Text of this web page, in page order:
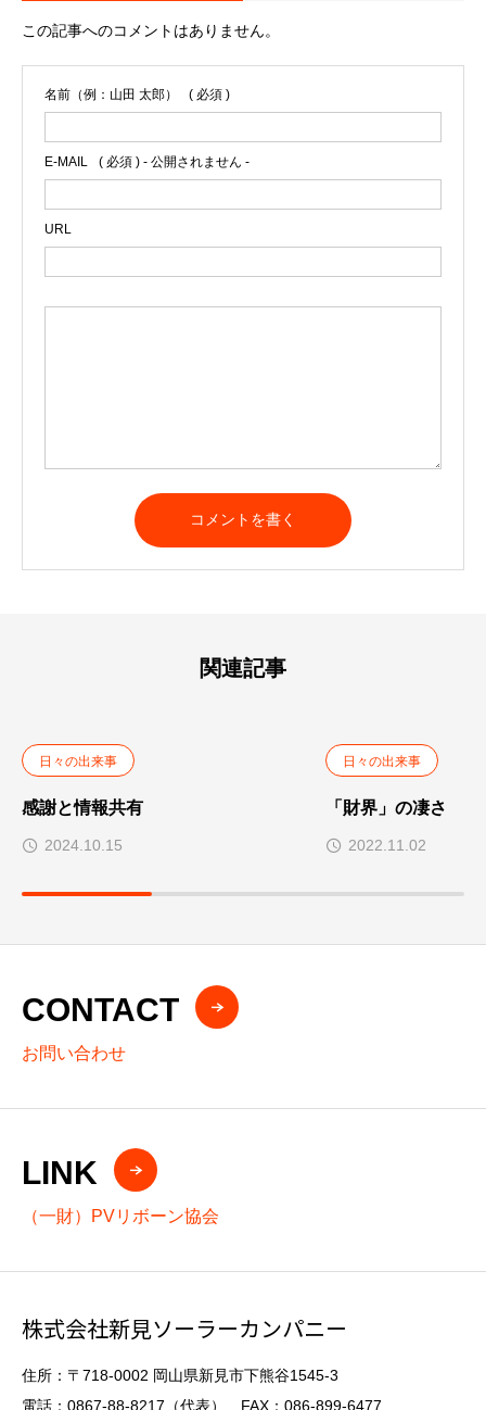
この記事へのコメントはありません。
名前（例：山田 太郎） ( 必須 )
E-MAIL ( 必須 ) - 公開されません -
URL
l
関連記事
日々の出来事
感謝と情報共有
2024.10.15
日々の出来事
「財界」の凄さ
2022.11.02
CONTACT
お問い合わせ
LINK
（一財）PVリボーン協会
株式会社新見ソーラーカンパニー
住所：〒718-0002 岡山県新見市下熊谷1545-3
電話：0867-88-8217（代表） FAX：086-899-6477